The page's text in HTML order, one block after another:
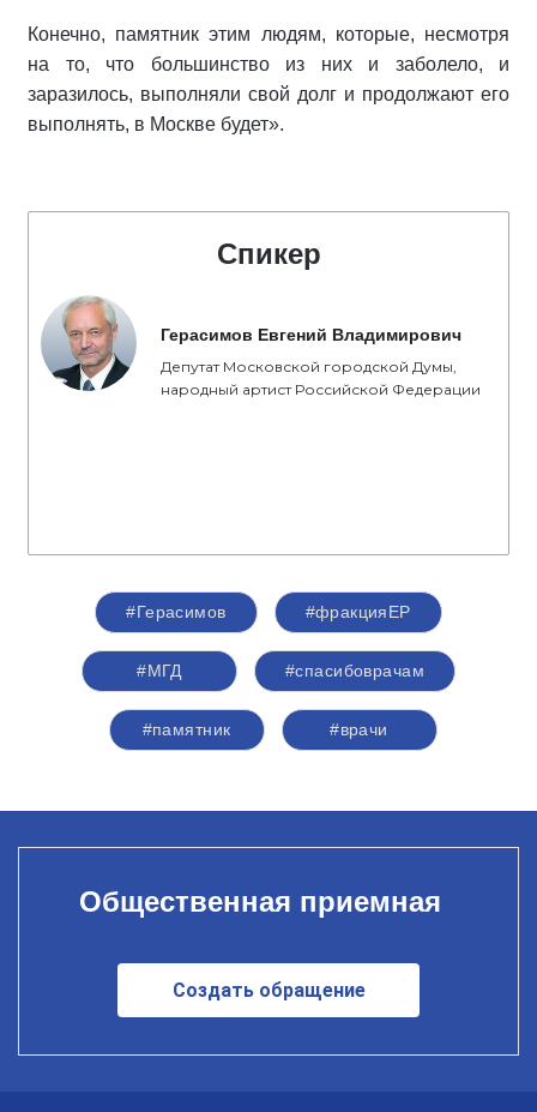
Конечно, памятник этим людям, которые, несмотря
на то, что большинство из них и заболело, и
заразилось, выполняли свой долг и продолжают его
выполнять, в Москве будет».
Спикер
Герасимов Евгений Владимирович
Депутат Московской городской Думы,
народный артист Российской Федерации
#Герасимов #фракцияЕР
#МГД #спасибоврачам
#памятник #врачи
Общественная приемная
Создать обращение